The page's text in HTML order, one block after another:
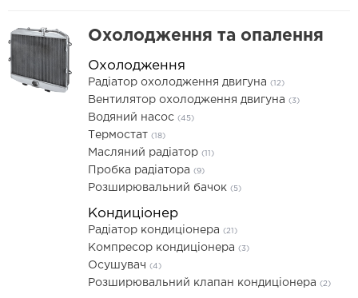
Охолодження та опалення
Охолодження
Радіатор охолодження двигуна (12)
Вентилятор охолодження двигуна (3)
Водяний насос (45)
Термостат (18)
Масляний радіатор (11)
Пробка радіатора (9)
Розширювальний бачок (5)
Кондиціонер
Радіатор кондиціонера (21)
Компресор кондиціонера (3)
Осушувач (4)
Розширювальний клапан кондиціонера (2)